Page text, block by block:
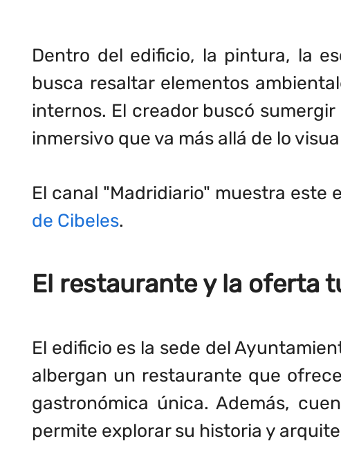
Dentro del edificio, la pintura, la
busca resaltar elementos
internos. El creador buscó
inmersivo que va más allá de lo
El canal "Madridiario" muestra
de Cibeles.
El restaurante y la oferta
El edificio es la sede del
albergan un restaurante que
gastronómica única. Además,
permite explorar su historia y